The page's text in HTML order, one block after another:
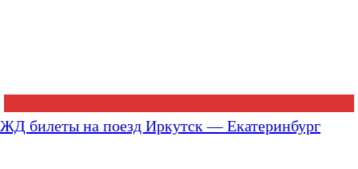
ЖД билеты на поезд Иркутск — Екатеринбург